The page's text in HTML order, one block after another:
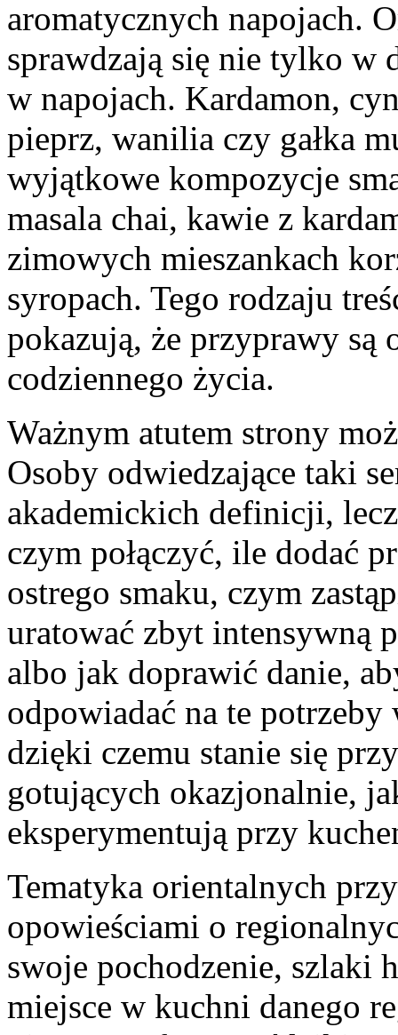
aromatycznych napojach.
sprawdzają się nie tylko w
w napojach. Kardamon,
pieprz, wanilia czy gałka
wyjątkowe kompozycje
masala chai, kawie z
zimowych mieszankach
syropach. Tego rodzaju
pokazują, że przyprawy są
codziennego życia.
Ważnym atutem strony
Osoby odwiedzające taki
akademickich definicji,
czym połączyć, ile dodać
ostrego smaku, czym
uratować zbyt intensywną
albo jak doprawić danie,
odpowiadać na te
dzięki czemu stanie się
gotujących okazjonalnie,
eksperymentują przy
Tematyka orientalnych
opowieściami o
swoje pochodzenie, szlaki
miejsce w kuchni danego